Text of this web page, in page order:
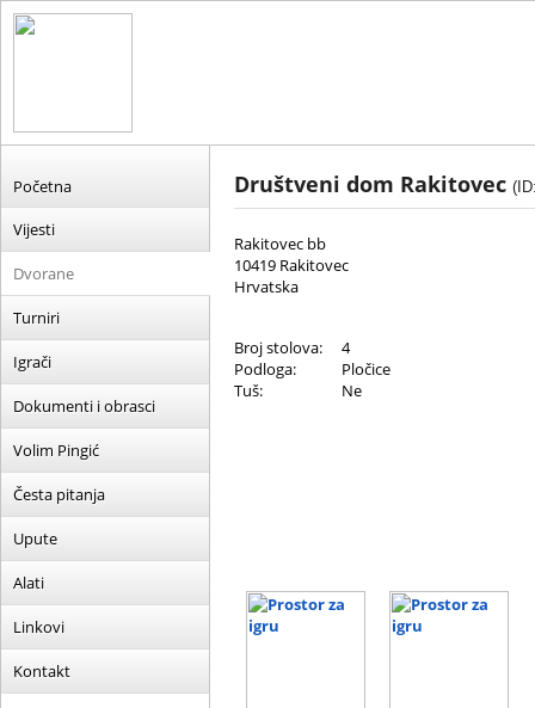
Početna
Vijesti
Dvorane
Turniri
Igrači
Dokumenti i obrasci
Volim Pingić
Česta pitanja
Upute
Alati
Linkovi
Kontakt
Društveni dom Rakitovec
Rakitovec bb
10419 Rakitovec
Hrvatska
Broj stolova:
4
Podloga:
Pločice
Tuš:
Ne